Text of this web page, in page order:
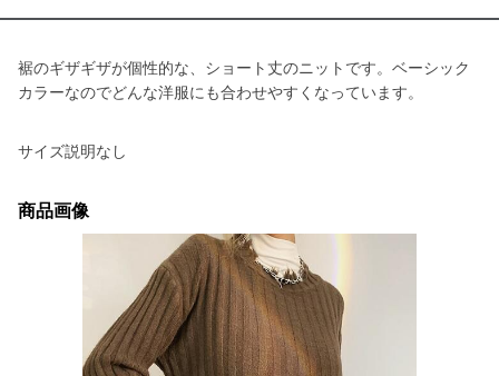
裾のギザギザが個性的な、ショート丈のニットです。ベーシック
カラーなのでどんな洋服にも合わせやすくなっています。
サイズ説明なし
商品画像